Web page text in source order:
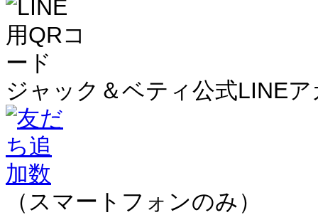
ジャック＆ベティ公式LINE
（スマートフォンのみ）